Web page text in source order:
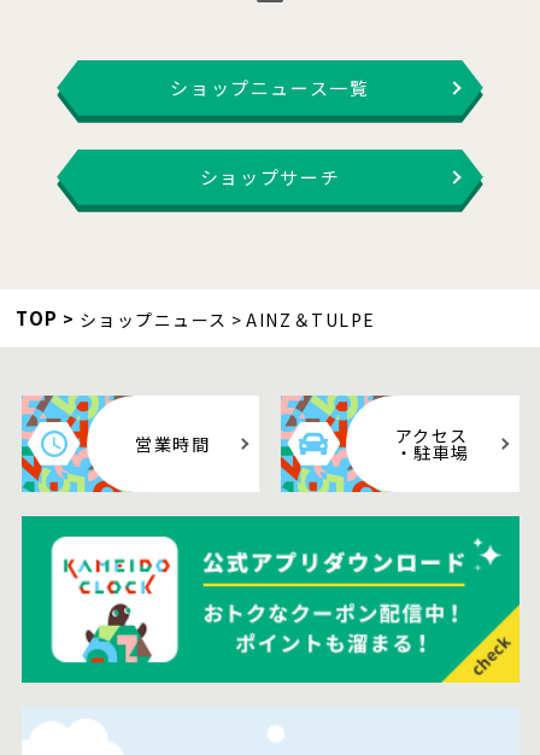
ショップニュース一覧
ショップサーチ
TOP ショップニュース AINZ＆TULPE
営業時間 アクセス
・駐車場